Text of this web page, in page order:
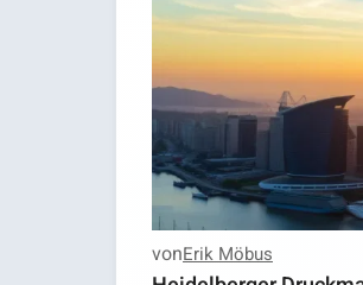
vonErik Möbus